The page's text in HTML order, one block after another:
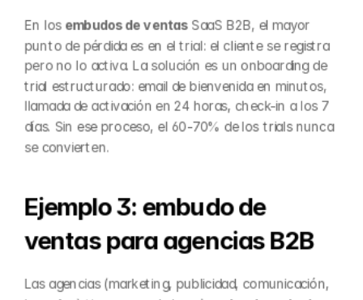
En los embudos de ventas SaaS B2B, el mayor
punto de pérdida es en el trial: el cliente se registra
pero no lo activa. La solución es un onboarding de
trial estructurado: email de bienvenida en minutos,
llamada de activación en 24 horas, check-in a los 7
días. Sin ese proceso, el 60-70% de los trials nunca
se convierten.
Ejemplo 3: embudo de
ventas para agencias B2B
Las agencias (marketing, publicidad, comunicación,